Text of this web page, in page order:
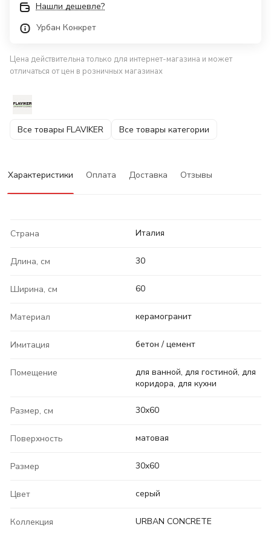
Нашли дешевле?
Урбан Конкрет
Цена действительна только для интернет-магазина и может
отличаться от цен в розничных магазинах
Все товары FLAVIKER Все товары категории
Характеристики Оплата Доставка Отзывы
Страна Италия
Длина, см 30
Ширина, см 60
Материал керамогранит
Имитация бетон / цемент
Помещение
для ванной, для гостиной, для
коридора, для кухни
Размер, см 30x60
Поверхность матовая
Размер 30x60
Цвет серый
Коллекция URBAN CONCRETE